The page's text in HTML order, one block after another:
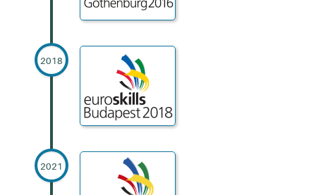
2018
2021